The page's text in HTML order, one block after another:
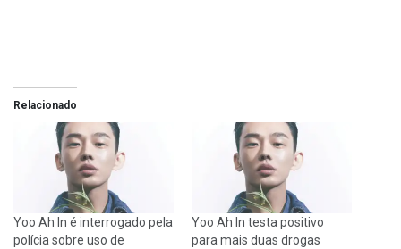
Relacionado
Yoo Ah In é interrogado pela
polícia sobre uso de
Yoo Ah In testa positivo
para mais duas drogas